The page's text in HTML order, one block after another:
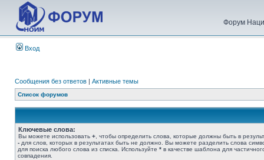
Форум
Вход
Сообщения без ответов | Активные темы
Список форумов
Ключевые слова:
Вы можете использовать + , чтобы определить слова, которые должны быть в
- для слов, которых в результатах быть не должно. Вы можете разделить слова
для поиска любого слова из списка. Используйте * в качестве шаблона для
совпадения.